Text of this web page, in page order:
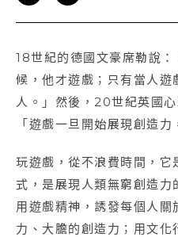
18世紀的德國文豪席勒說
候，他才遊戲；只有當人遊
人。」然後，20世紀英國
「遊戲一旦開始展現創造力
玩遊戲，從不浪費時間，它
式，是展現人類無窮創造力
用遊戲精神，誘發每個人
力、大膽的創造力；用文